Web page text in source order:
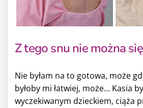
Z tego snu nie można
Nie byłam na to gotowa, może
byłoby mi łatwiej, może… Kasia
wyczekiwanym dzieckiem, ciąża